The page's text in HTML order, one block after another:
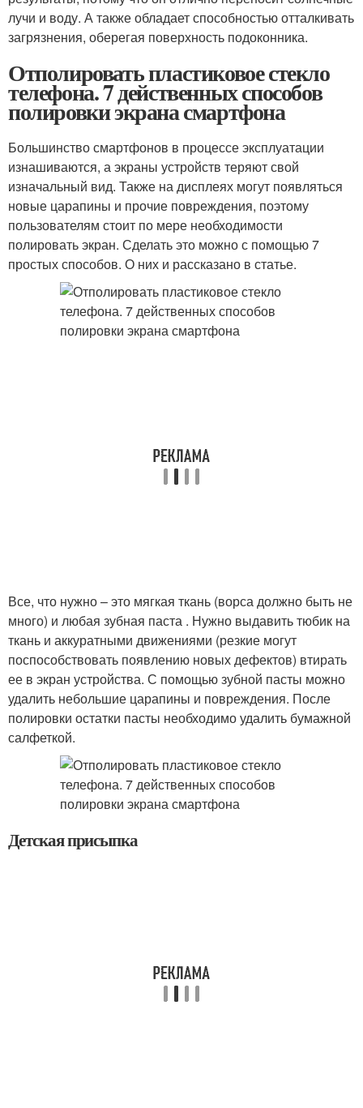
лучи и воду. А также обладает способностью отталкивать
загрязнения, оберегая поверхность подоконника.
Отполировать пластиковое стекло
телефона. 7 действенных способов
полировки экрана смартфона
Большинство смартфонов в процессе эксплуатации
изнашиваются, а экраны устройств теряют свой
изначальный вид. Также на дисплеях могут появляться
новые царапины и прочие повреждения, поэтому
пользователям стоит по мере необходимости
полировать экран. Сделать это можно с помощью 7
простых способов. О них и рассказано в статье.
Все, что нужно – это мягкая ткань (ворса должно быть не
много) и любая зубная паста . Нужно выдавить тюбик на
ткань и аккуратными движениями (резкие могут
поспособствовать появлению новых дефектов) втирать
ее в экран устройства. С помощью зубной пасты можно
удалить небольшие царапины и повреждения. После
полировки остатки пасты необходимо удалить бумажной
салфеткой.
Детская присыпка